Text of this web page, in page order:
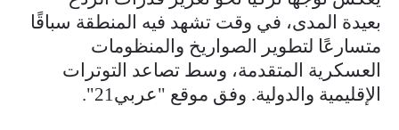
بعيدة المدى، في وقت تشهد فيه المنطقة سباقًا
متسارعًا لتطوير الصواريخ والمنظومات
العسكرية المتقدمة، وسط تصاعد التوترات
الإقليمية والدولية. وفق موقع "عربي21".